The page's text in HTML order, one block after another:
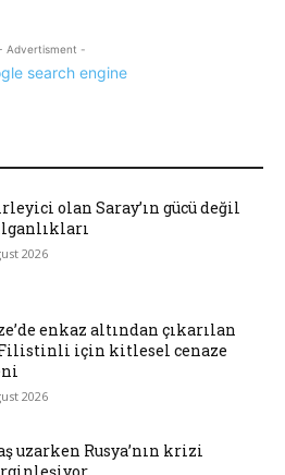
Advertisment -
olan Saray’ın gücü değil
2026
enkaz altından çıkarılan
Filistinli için kitlesel cenaze
2026
uzarken Rusya’nın krizi